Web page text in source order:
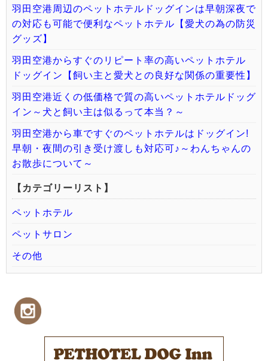
羽田空港周辺のペットホテルドッグインは早朝深夜で
の対応も可能で便利なペットホテル【愛犬の為の防災
グッズ】
羽田空港からすぐのリピート率の高いペットホテル
ドッグイン【飼い主と愛犬との良好な関係の重要性】
羽田空港近くの低価格で質の高いペットホテルドッグ
イン～犬と飼い主は似るって本当？～
羽田空港から車ですぐのペットホテルはドッグイン!
早朝・夜間の引き受け渡しも対応可♪～わんちゃんの
お散歩について～
【カテゴリーリスト】
ペットホテル
ペットサロン
その他